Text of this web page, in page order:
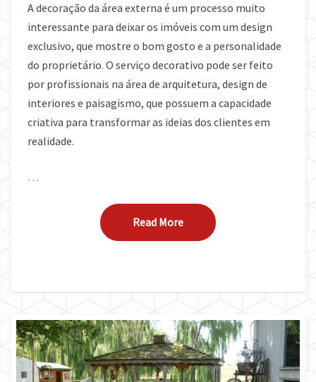
A decoração da área externa é um processo muito
interessante para deixar os imóveis com um design
exclusivo, que mostre o bom gosto e a personalidade
do proprietário. O serviço decorativo pode ser feito
por profissionais na área de arquitetura, design de
interiores e paisagismo, que possuem a capacidade
criativa para transformar as ideias dos clientes em
realidade.
…
Read MoreRead More